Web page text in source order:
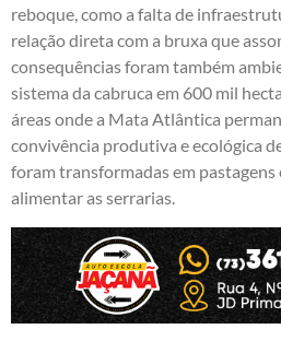
reboque, como a falta de
relação direta com a bruxa que
consequências foram também
sistema da cabruca em 600 mil
áreas onde a Mata Atlântica
convivência produtiva e ecológica
foram transformadas em pastagens
alimentar as serrarias.